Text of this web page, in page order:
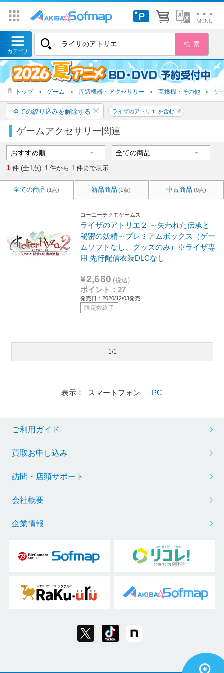
トップ ＞ ゲーム ＞ 周辺機器・アクセサリー ＞ 互換機・その他 ＞ ゲ
全ての絞り込みを解除する ライザのアトリエ を含む
ゲームアクセサリー関連
1 件 (全1点) 1 件から 1 件まで表示
全ての商品 (1点) 新品商品 (1点) 中古商品 (0点)
コーエーテクモゲームス
ライザのアトリエ２ ～失われた伝承と
秘密の妖精～プレミアムボックス（ゲー
ムソフトなし、グッズのみ）※ライザ専
用 先行配信衣装DLCなし
¥2,680 (税込)
ポイント：27
発売日：2020/12/03発売
限定数終了
1/1
表示： スマートフォン ｜ PC
ご利用ガイド
買取お申し込み
訪問・店頭サポート
会社概要
企業情報